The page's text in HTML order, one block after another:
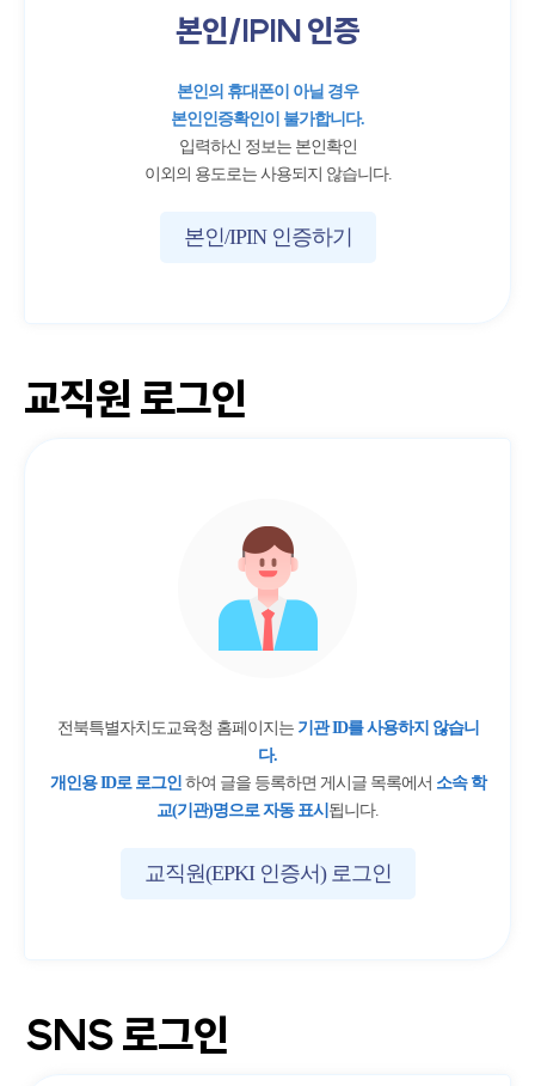
본인/IPIN 인증
본인의 휴대폰이 아닐 경우
본인인증확인이 불가합니다.
입력하신 정보는 본인확인
이외의 용도로는 사용되지 않습니다.
본인/IPIN 인증하기
교직원 로그인
전북특별자치도교육청 홈페이지는 기관 ID를 사용하지 않습니
다.
개인용 ID로 로그인하여 글을 등록하면 게시글 목록에서 소속 학
교(기관)명으로 자동 표시 됩니다.
교직원(EPKI 인증서) 로그인
SNS 로그인